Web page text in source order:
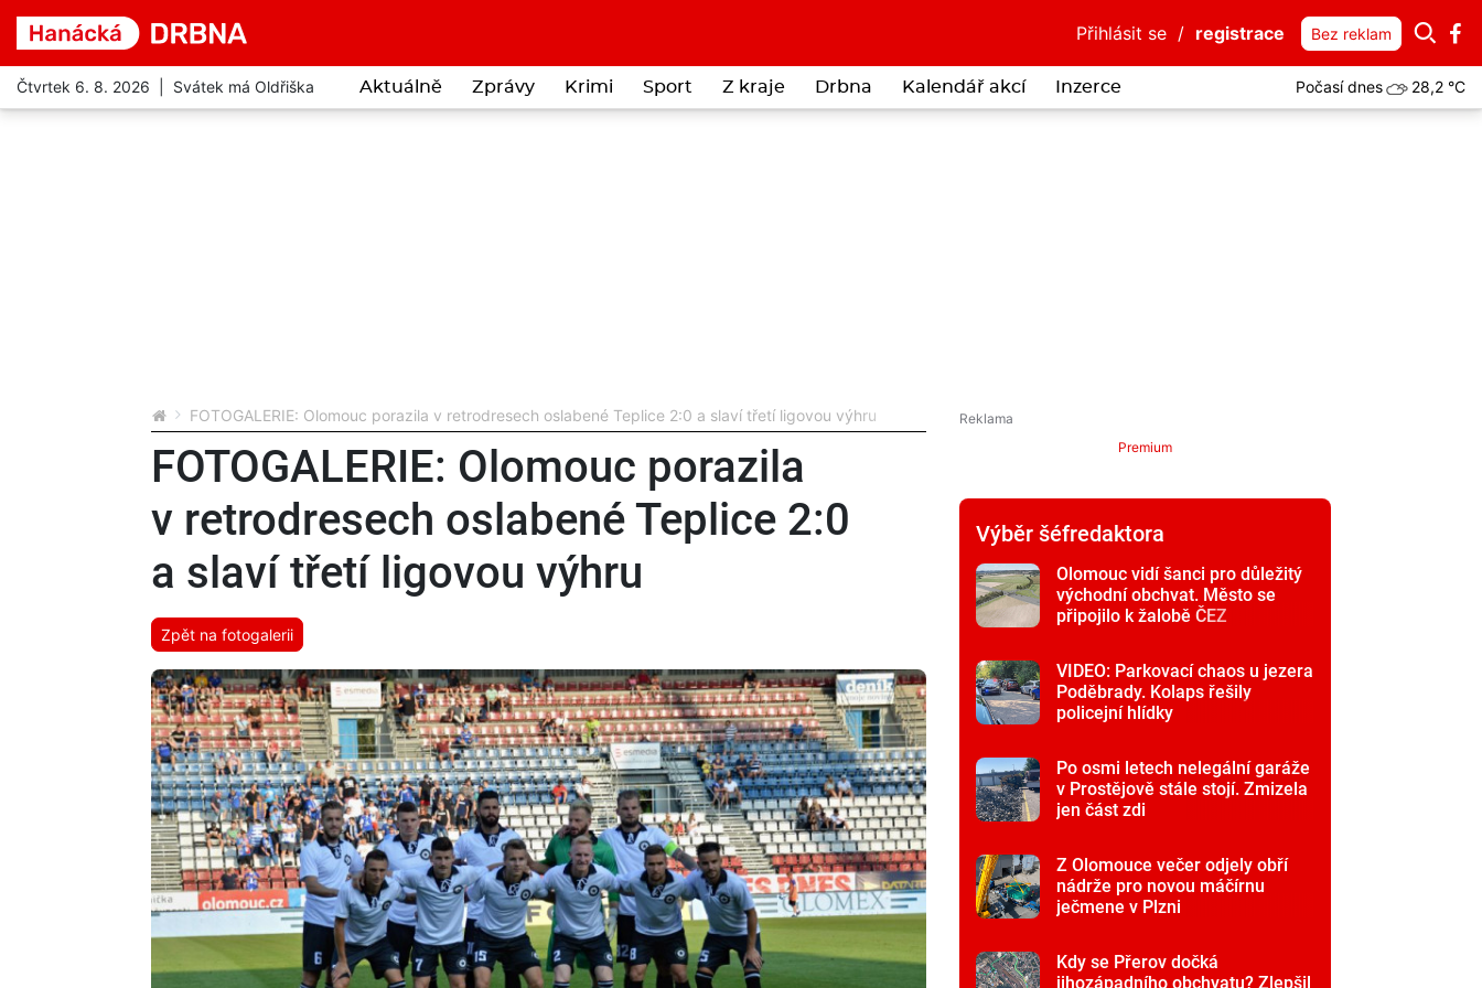
Přihlásit se / registrace Bez reklam
Čtvrtek 6. 8. 2026 | Svátek má Oldřiška Aktuálně Zprávy Krimi Sport Z kraje Drbna Kalendář akcí Inzerce Počasí dnes 28,2 °C
FOTOGALERIE: Olomouc porazila v retrodresech oslabené Teplice 2:0 a slaví třetí ligovou výhru
FOTOGALERIE: Olomouc porazila
v retrodresech oslabené Teplice 2:0
a slaví třetí ligovou výhru
Zpět na fotogalerii
Premium
Výběr šéfredaktora
Olomouc vidí šanci pro důležitý
východní obchvat. Město se
připojilo k žalobě ČEZ
VIDEO: Parkovací chaos u jezera
Poděbrady. Kolaps řešily
policejní hlídky
Po osmi letech nelegální garáže
v Prostějově stále stojí. Zmizela
jen část zdi
Z Olomouce večer odjely obří
nádrže pro novou máčírnu
ječmene v Plzni
Kdy se Přerov dočká
jihozápadního obchvatu? Zlepšil